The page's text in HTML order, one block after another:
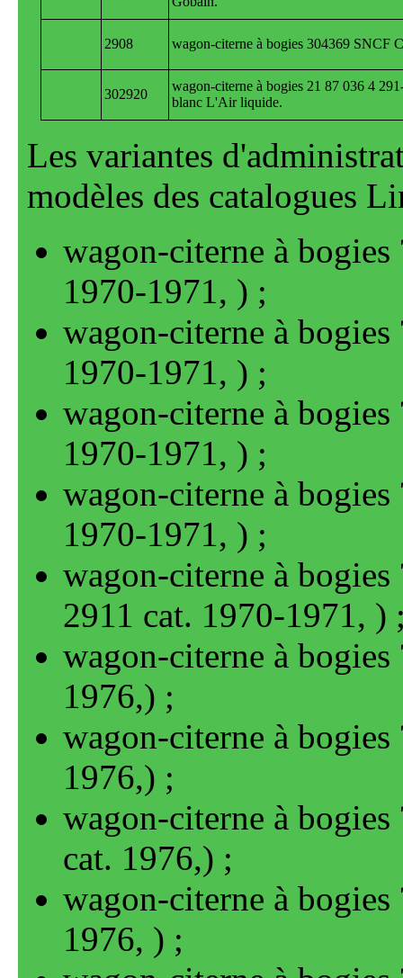
2908 wagon-citerne à bogies 304369 SNCF
302920
wagon-citerne à bogies 21 87 036 4
blanc L'Air liquide.
Les variantes
modèles des catalogues
wagon-citerne à
1970-1971 , )
wagon-citerne à
1970-1971 , )
wagon-citerne à
1970-1971 , )
wagon-citerne à bogies
1970-1971 , )
wagon-citerne à
2911 cat. 1970-1971 , )
wagon-citerne à
1976,)
wagon-citerne à bogies
1976,)
wagon-citerne à
cat. 1976,)
wagon-citerne à
1976, )